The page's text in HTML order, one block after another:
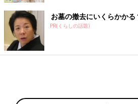
そうなので
なんとか、、頑張ってます！！！笑
―次回に続く。お楽しみに！
・[うちのこと。子ども２人育ててます
お墓の撤去にいくらかかる
PR(くらしの話題)